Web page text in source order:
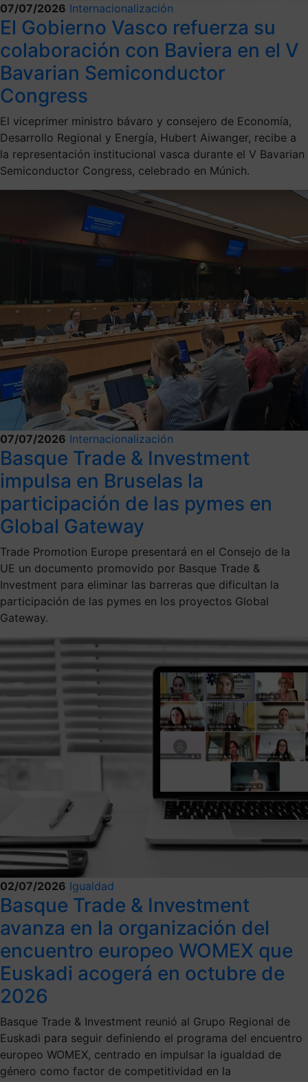
07/07/2026 Internacionalización
El Gobierno Vasco refuerza su
colaboración con Baviera en el V
Bavarian Semiconductor
Congress
El viceprimer ministro bávaro y consejero de Economía,
Desarrollo Regional y Energía, Hubert Aiwanger, recibe a
la representación institucional vasca durante el V Bavarian
Semiconductor Congress, celebrado en Múnich.
07/07/2026 Internacionalización
Basque Trade & Investment
impulsa en Bruselas la
participación de las pymes en
Global Gateway
Trade Promotion Europe presentará en el Consejo de la
UE un documento promovido por Basque Trade &
Investment para eliminar las barreras que dificultan la
participación de las pymes en los proyectos Global
Gateway.
02/07/2026 Igualdad
Basque Trade & Investment
avanza en la organización del
encuentro europeo WOMEX que
Euskadi acogerá en octubre de
2026
Basque Trade & Investment reunió al Grupo Regional de
Euskadi para seguir definiendo el programa del encuentro
europeo WOMEX, centrado en impulsar la igualdad de
género como factor de competitividad en la